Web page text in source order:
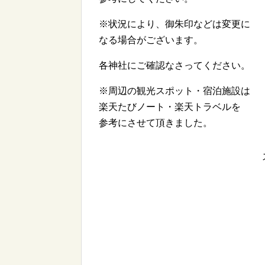
※状況により、御朱印などは変更に
なる場合がございます。
各神社にご確認なさってください。
※周辺の観光スポット・宿泊施設は
楽天たびノート・楽天トラベルを
参考にさせて頂きました。